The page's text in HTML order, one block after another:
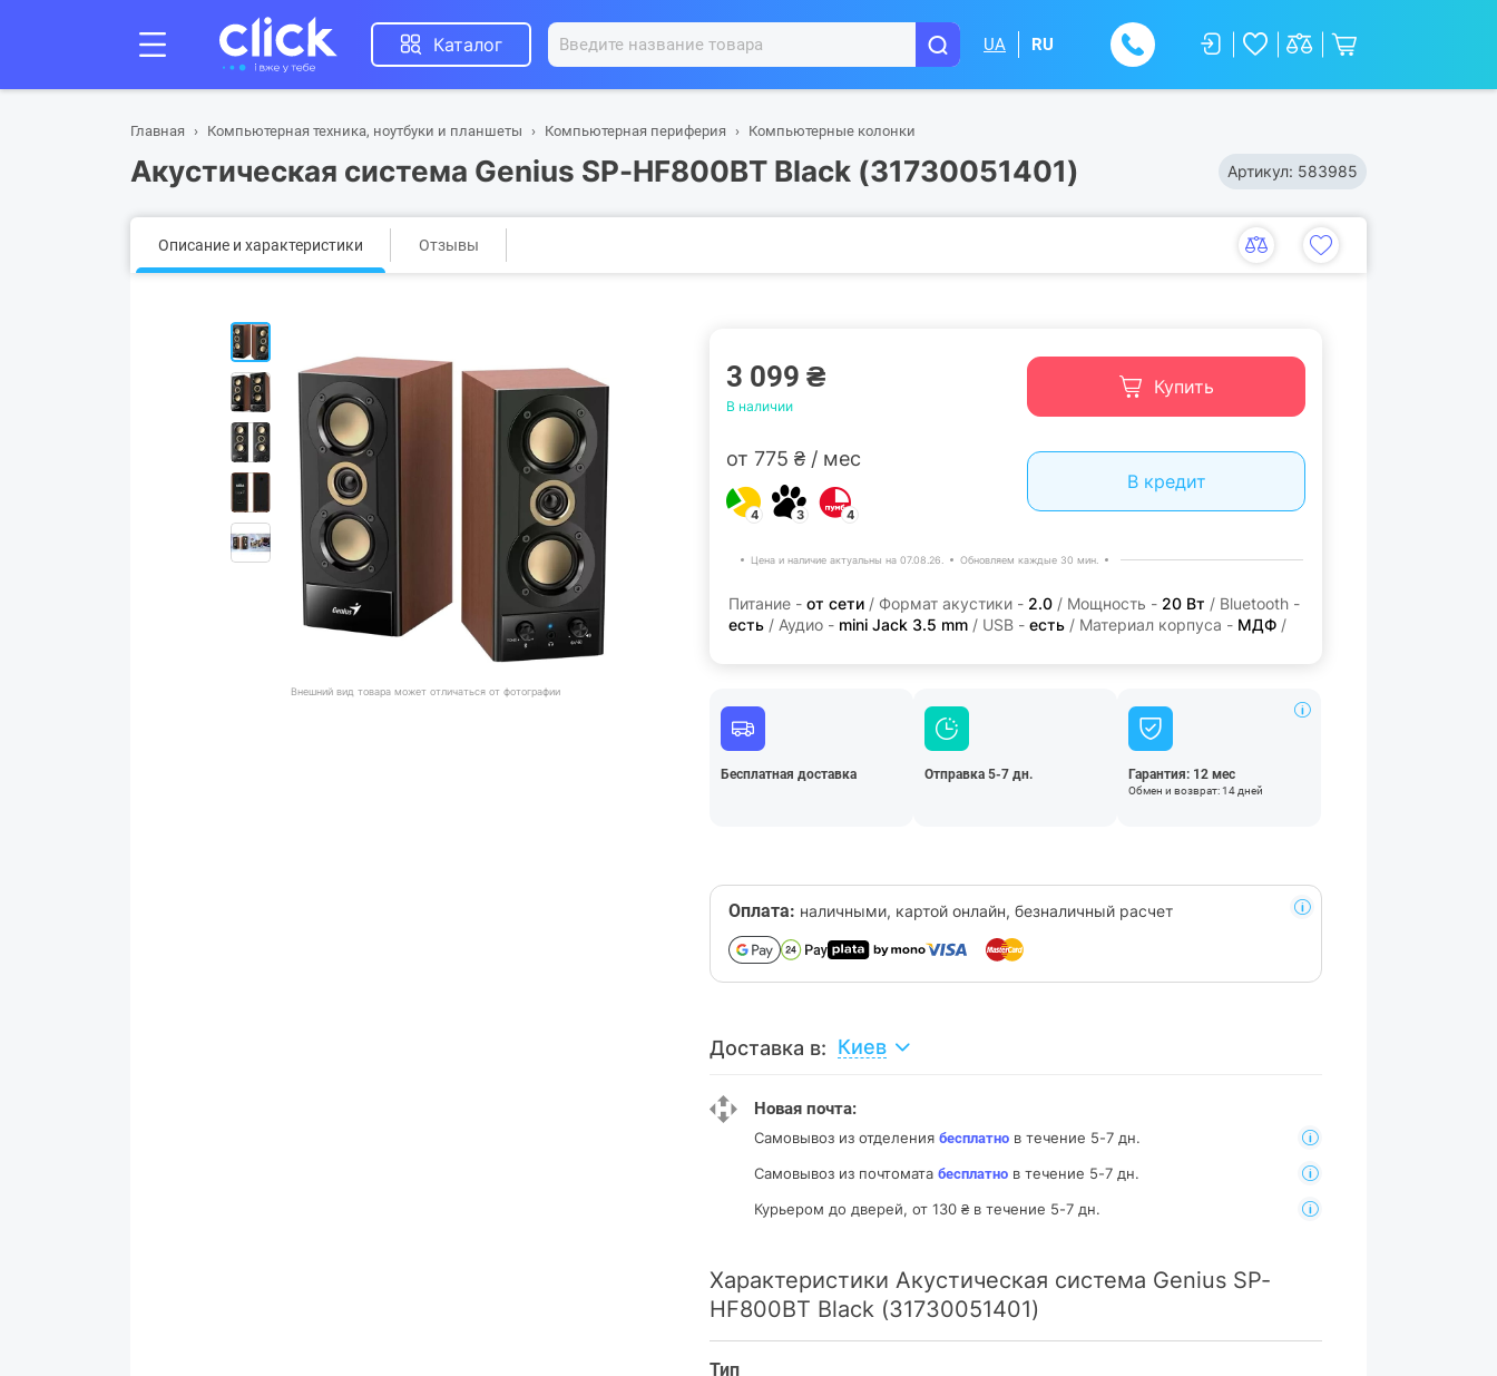
Каталог UA RU
Главная Компьютерная техника, ноутбуки и планшеты Компьютерная периферия Компьютерные колонки
Акустическая система Genius SP-HF800BT Black (31730051401) Артикул: 583985
Описание и характеристики Отзывы
Внешний вид товара может отличаться от фотографии
3 099 ₴
В наличии
Купить
от 775 ₴ / мес
4 3 4
В кредит
Цена и наличие актуальны на 07.08.26. Обновляем каждые 30 мин.
Питание - от сети / Формат акустики - 2.0 / Мощность - 20 Вт / Bluetooth -
есть / Аудио - mini Jack 3.5 mm / USB - есть / Материал корпуса - МДФ /
Бесплатная доставка Отправка 5-7 дн. Гарантия: 12 мес
Обмен и возврат: 14 дней
Оплата: наличными, картой онлайн, безналичный расчет
Доставка в: Киев
Новая почта:
Самовывоз из отделения бесплатно в течение 5-7 дн.
Самовывоз из почтомата бесплатно в течение 5-7 дн.
Курьером до дверей, от 130 ₴ в течение 5-7 дн.
Характеристики Акустическая система Genius SP-
HF800BT Black (31730051401)
Тип